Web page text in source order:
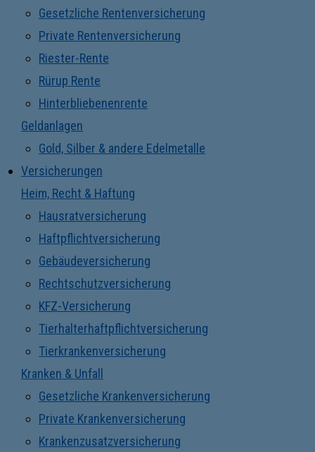
Gesetzliche Rentenversicherung
Private Rentenversicherung
Riester-Rente
Rürup Rente
Hinterbliebenenrente
Geldanlagen
Gold, Silber & andere Edelmetalle
Versicherungen
Heim, Recht & Haftung
Hausratversicherung
Haftpflichtversicherung
Gebäudeversicherung
Rechtschutzversicherung
KFZ-Versicherung
Tierhalterhaftpflichtversicherung
Tierkrankenversicherung
Kranken & Unfall
Gesetzliche Krankenversicherung
Private Krankenversicherung
Krankenzusatzversicherung